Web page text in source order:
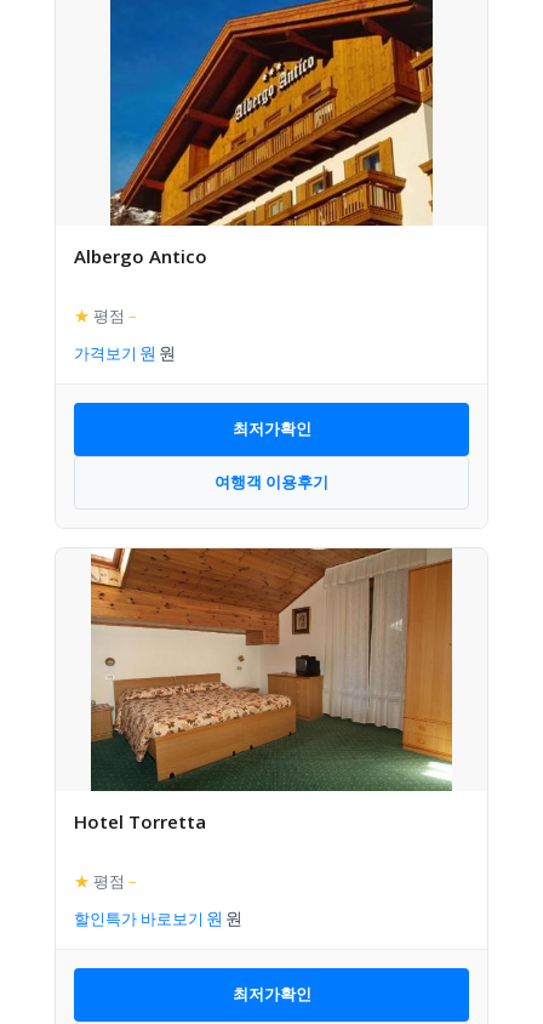
Albergo Antico
★ 평점 –
가격보기
최저가확인
여행객 이용후기
Hotel Torretta
★ 평점 –
할인특가 바로보기
최저가확인